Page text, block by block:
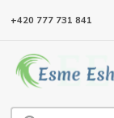
+420 777 731 841